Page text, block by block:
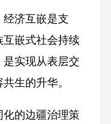
济互嵌是支
嵌式社会持续
实现从表层交
生的升华。
的边疆治理策